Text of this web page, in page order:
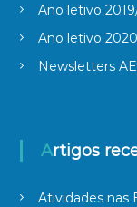
Ano letivo
Ano letivo
Newsletters
Artigos
Atividades nas